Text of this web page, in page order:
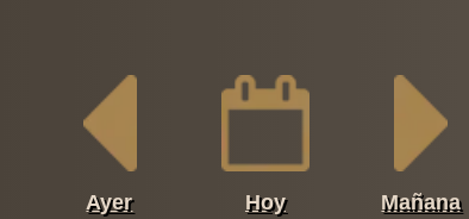
Ayer Hoy Mañana